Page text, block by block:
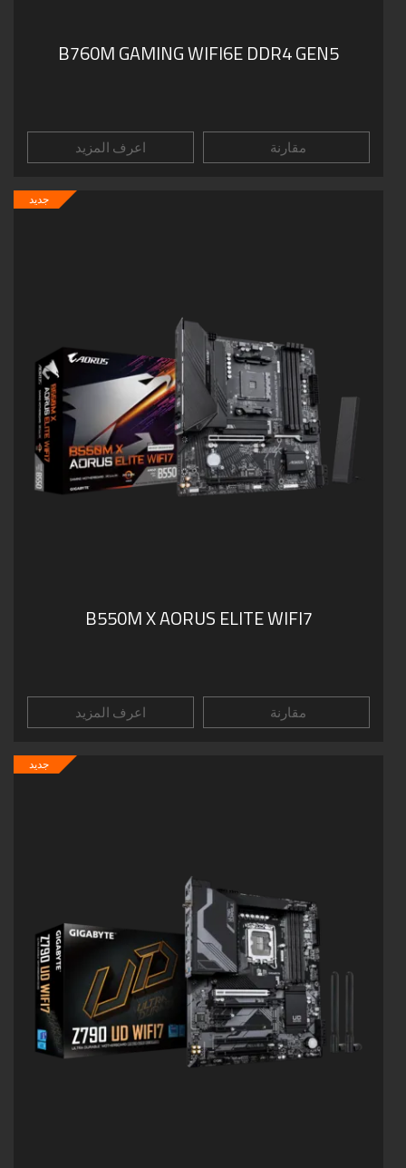
B760M GAMING WIFI6E DDR4 GEN5
اعرف المزيد مقارنة
جديد
B550M X AORUS ELITE WIFI7
اعرف المزيد مقارنة
جديد